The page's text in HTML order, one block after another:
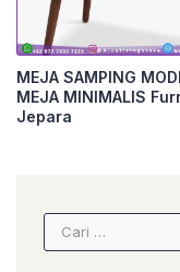
MEJA SAMPING
MEJA MINIMALIS
Jepara
Cari
untuk: